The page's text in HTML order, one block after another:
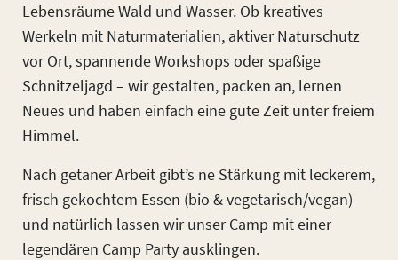
Lebensräume Wald und Wasser. Ob kreatives
Werkeln mit Naturmaterialien, aktiver Naturschutz
vor Ort, spannende Workshops oder spaßige
Schnitzeljagd – wir gestalten, packen an, lernen
Neues und haben einfach eine gute Zeit unter freiem
Himmel.
Nach getaner Arbeit gibt’s ne Stärkung mit leckerem,
frisch gekochtem Essen (bio & vegetarisch/vegan)
und natürlich lassen wir unser Camp mit einer
legendären Camp Party ausklingen.